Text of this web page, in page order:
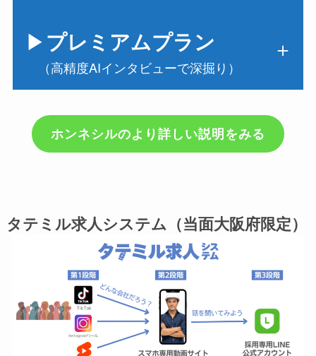
▶プレミアムプラン
（高精度AIインタビューで深掘り）
ホンネシルのより詳しい説明をみる
タテミル求人システム（当面大阪府限定）